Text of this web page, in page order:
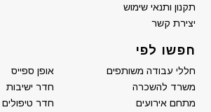
תקנון ותנאי שימוש
יצירת קשר
חפשו לפי
חללי עבודה משותפים
אופן ספייס
משרד להשכרה
חדר ישיבות
מתחם אירועים
חדר טיפולים